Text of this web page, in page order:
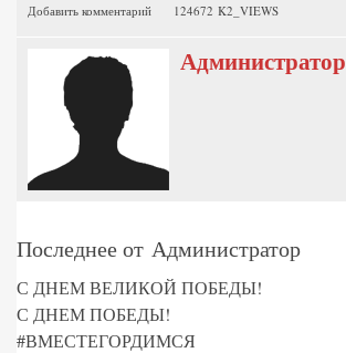
Добавить комментарий 124672 K2_VIEWS
Администратор
Последнее от Администратор
С ДНЕМ ВЕЛИКОЙ ПОБЕДЫ!
С ДНЕМ ПОБЕДЫ!
#ВМЕСТЕГОРДИМСЯ